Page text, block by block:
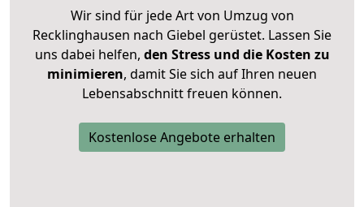
Wir sind für jede Art von Umzug von
Recklinghausen nach Giebel gerüstet. Lassen Sie
uns dabei helfen, den Stress und die Kosten zu
minimieren, damit Sie sich auf Ihren neuen
Lebensabschnitt freuen können.
Kostenlose Angebote erhalten